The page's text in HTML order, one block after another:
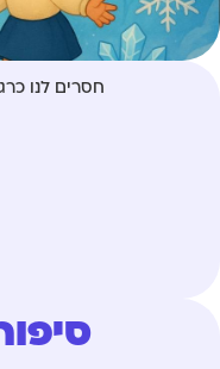
חסרים לנו